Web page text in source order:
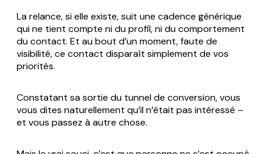
La relance, si elle existe, suit une cadence générique
qui ne tient compte ni du profil, ni du comportement
du contact. Et au bout d’un moment, faute de
visibilité, ce contact disparaît simplement de vos
priorités.
Constatant sa sortie du tunnel de conversion, vous
vous dites naturellement qu’il n’était pas intéressé –
et vous passez à autre chose.